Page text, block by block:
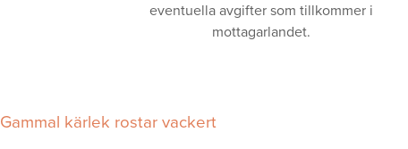
eventuella avgifter som tillkommer i
mottagarlandet.
Gammal kärlek rostar vackert